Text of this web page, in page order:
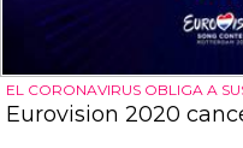
EL CORONAVIRUS OBLIGA A
Eurovision 2020